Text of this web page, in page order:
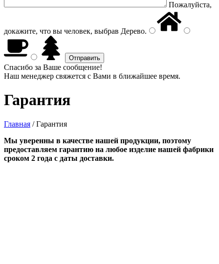
Пожалуйста,
докажите, что вы человек, выбрав Дерево.
Спасибо за Ваше сообщение!
Наш менеджер свяжется с Вами в ближайшее время.
Гарантия
Главная /Гарантия
Мы уверенны в качестве нашей продукции, поэтому
предоставляем гарантию на любое изделие нашей фабрики
сроком 2 года с даты доставки.